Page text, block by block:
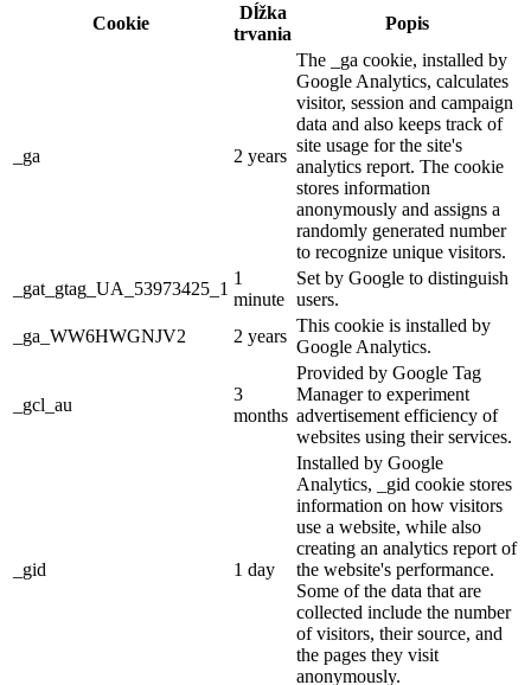
Cookie
Dĺžka
trvania
Popis
_ga 2 years
The _ga cookie, installed by
Google Analytics, calculates
visitor, session and campaign
data and also keeps track of
site usage for the site's
analytics report. The cookie
stores information
anonymously and assigns a
randomly generated number
to recognize unique visitors.
_gat_gtag_UA_53973425_1
1
minute
Set by Google to distinguish
users.
_ga_WW6HWGNJV2
2 years
This cookie is installed by
Google Analytics.
_gcl_au
3
months
Provided by Google Tag
Manager to experiment
advertisement efficiency of
websites using their services.
_gid 1 day
Installed by Google
Analytics, _gid cookie stores
information on how visitors
use a website, while also
creating an analytics report of
the website's performance.
Some of the data that are
collected include the number
of visitors, their source, and
the pages they visit
anonymously.